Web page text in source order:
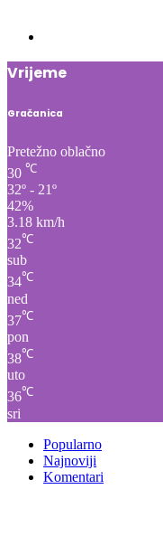
Vrijeme
Gračanica
Pretežno oblačno
30 ℃
32º - 21º
42%
3.18 km/h
32℃
sub
34℃
ned
37℃
pon
38℃
uto
36℃
sri
Popularno
Najnoviji
Komentari